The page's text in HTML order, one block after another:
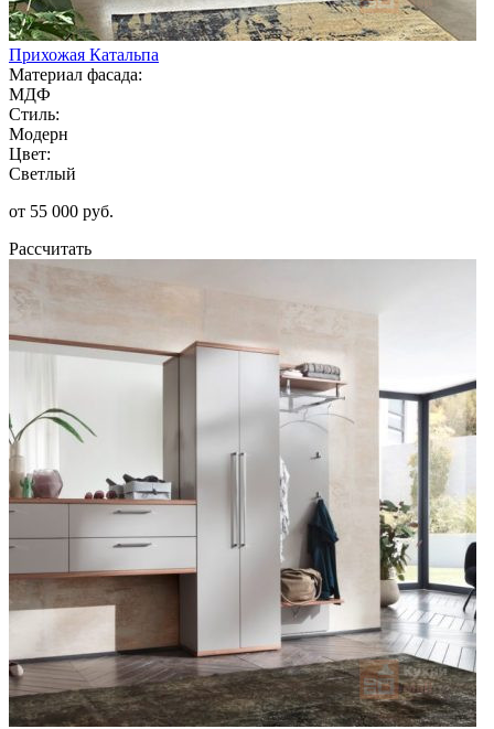
Прихожая Катальпа
Материал фасада:
МДФ
Стиль:
Модерн
Цвет:
Светлый
от 55 000 руб.
Рассчитать